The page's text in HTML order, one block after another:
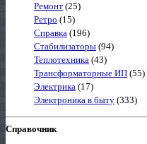
Ремонт (25)
Ретро (15)
Справка (196)
Стабилизаторы (94)
Теплотехника (43)
Трансформаторные ИП (55)
Электрика (17)
Электроника в быту (333)
Справочник